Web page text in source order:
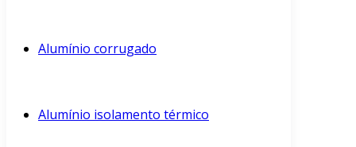
Alumínio corrugado
Alumínio isolamento térmico